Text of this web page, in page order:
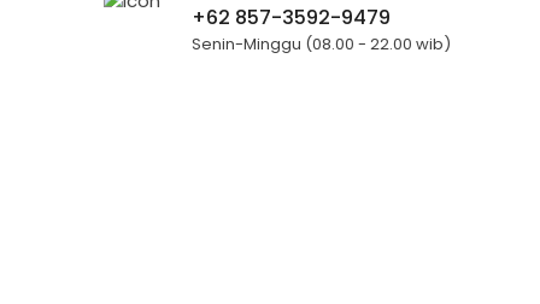
+62 857-3592-9479
Senin-Minggu (08.00 - 22.00 wib)